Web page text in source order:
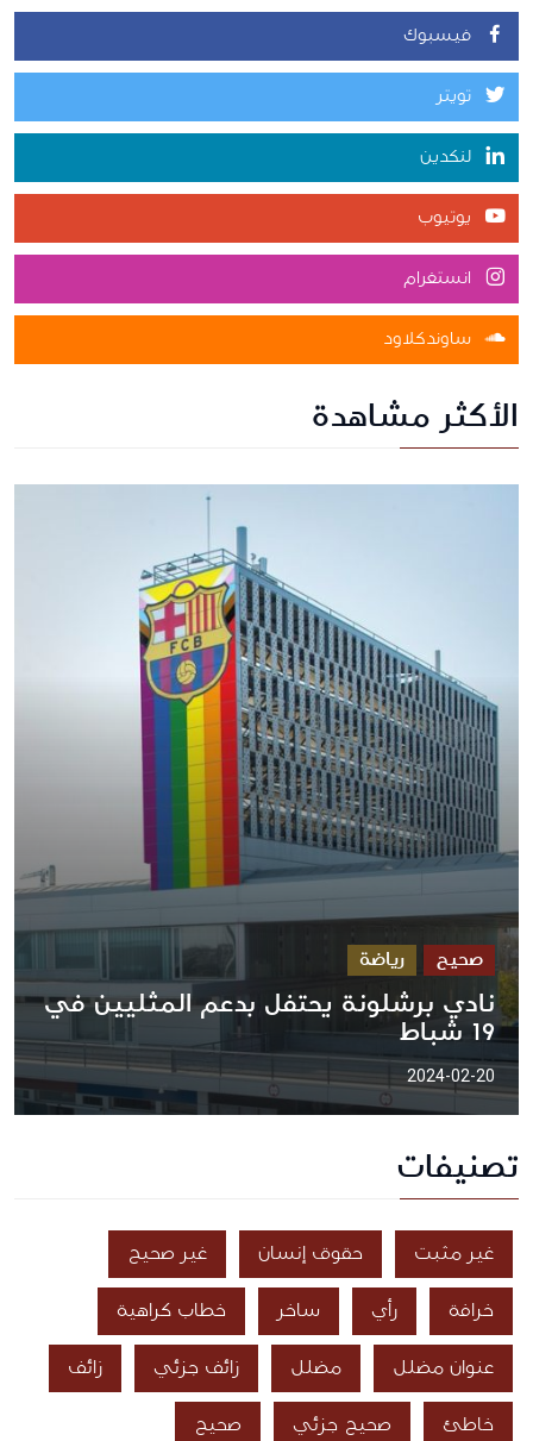
فيسبوك
تويتر
لنكدين
يوتيوب
انستغرام
ساوندكلاود
الأكثر مشاهدة
صحيح رياضة
نادي برشلونة يحتفل بدعم المثليين في
19 شباط
2024-02-20
تصنيفات
غير مثبت حقوق إنسان غير صحيح
خرافة رأي ساخر خطاب كراهية
عنوان مضلل مضلل زائف جزئي زائف
خاطئ صحيح جزئي صحيح